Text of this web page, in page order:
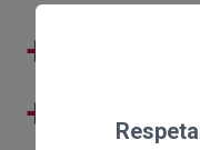
+
+ 3.600